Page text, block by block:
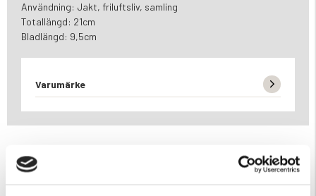
Användning: Jakt, friluftsliv, samling
Totallängd: 21cm
Bladlängd: 9,5cm
Varumärke
DU KANSKE OCKSÅ ÄR INTRESSERAD AV